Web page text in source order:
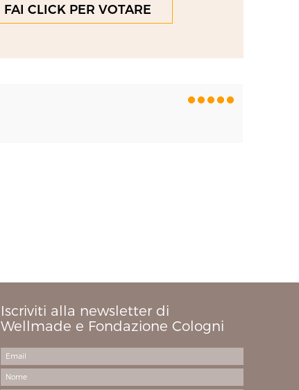
FAI CLICK PER VOTARE
Iscriviti alla newsletter di
Wellmade e Fondazione Cologni